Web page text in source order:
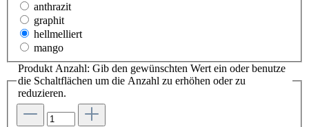
anthrazit
graphit
hellmelliert
mango
Produkt Anzahl: Gib den gewünschten Wert ein oder benutze
die Schaltflächen um die Anzahl zu erhöhen oder zu
reduzieren.